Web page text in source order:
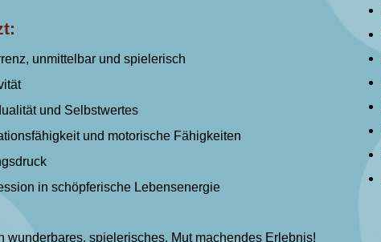
unmittelbar und spielerisch
und Selbstwertes
und motorische Fähigkeiten
in schöpferische Lebensenergie
wunderbares, spielerisches, Mut machendes Erlebnis!